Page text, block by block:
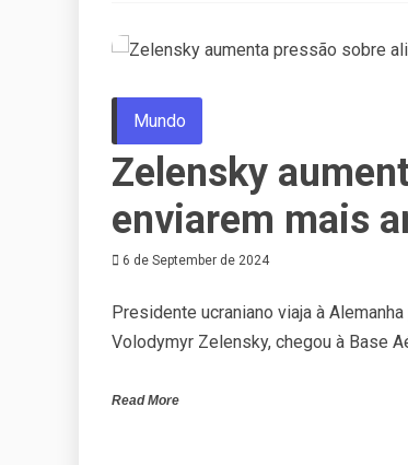
Mundo
Zelensky
enviarem mais
6 de September de 2024
Presidente ucraniano viaja à
Volodymyr Zelensky, chegou à Base
Read More